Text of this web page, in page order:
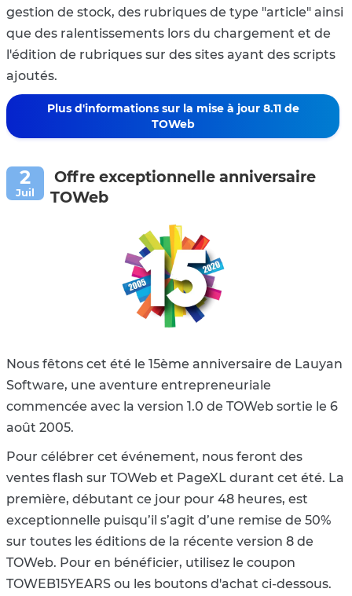
gestion de stock, des rubriques de type "article" ainsi
que des ralentissements lors du chargement et de
l'édition de rubriques sur des sites ayant des scripts
ajoutés.
Plus d'informations sur la mise à jour 8.11 de
TOWeb
Offre exceptionnelle anniversaire
TOWeb
Nous fêtons cet été le 15ème anniversaire de Lauyan
Software, une aventure entrepreneuriale
commencée avec la version 1.0 de TOWeb sortie le 6
août 2005.
Pour célébrer cet événement, nous feront des
ventes flash sur TOWeb et PageXL durant cet été. La
première, débutant ce jour pour 48 heures, est
exceptionnelle puisqu’il s’agit d’une remise de 50%
sur toutes les éditions de la récente version 8 de
TOWeb. Pour en bénéficier, utilisez le coupon
TOWEB15YEARS ou les boutons d'achat ci-dessous.